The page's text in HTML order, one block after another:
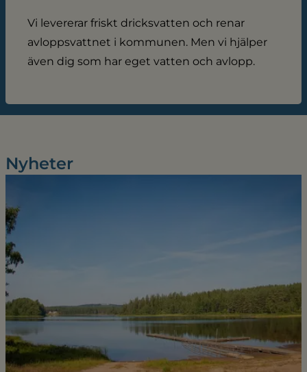
Vi levererar friskt dricksvatten och renar
avloppsvattnet i kommunen. Men vi hjälper
även dig som har eget vatten och avlopp.
Nyheter